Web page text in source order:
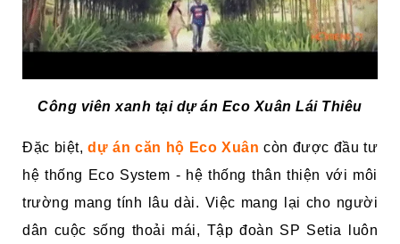
Công viên xanh tại dự án Eco Xuân Lái Thiêu
Đặc biệt, dự án căn hộ Eco Xuân còn được đầu tư
hệ thống Eco System - hệ thống thân thiện với môi
trường mang tính lâu dài. Việc mang lại cho người
dân cuộc sống thoải mái, Tập đoàn SP Setia luôn